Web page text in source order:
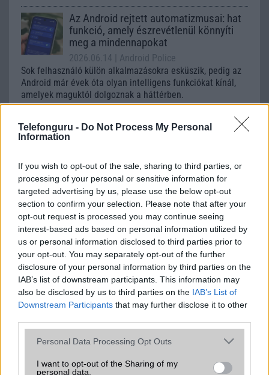
Telefonguru - Do Not Process My Personal
Information
If you wish to opt-out of the sale, sharing to third parties, or
processing of your personal or sensitive information for
targeted advertising by us, please use the below opt-out
section to confirm your selection. Please note that after your
opt-out request is processed you may continue seeing
interest-based ads based on personal information utilized by
us or personal information disclosed to third parties prior to
your opt-out. You may separately opt-out of the further
disclosure of your personal information by third parties on the
IAB’s list of downstream participants. This information may
also be disclosed by us to third parties on the IAB’s List of
Downstream Participants that may further disclose it to other
Please note that this website/app uses one or more Google
not limited to your visit or usage behaviour. You may click to
Personal Data Processing Opt Outs
I want to opt-out of the Sharing of my
personal data.
Az Android rejtett automatizmusai: hat
funkció, amely észrevétlenül könnyíti
meg a mindennapokat
2026.06.14
| Android Police
Sok felhasználó külön alkalmazásokra esküszik, pedig az
Android már évek óta olyan intelligens funkciókat kínál,
amelyek maguktól dolgoznak a háttérben.
Ez a rejtett Samsung funkció teljesen
megváltoztatja a mobilhasználatot –
2026.07.12| Android Central
Az Edge Panel az egyik leghasznosabb funkció, amely
jelentősen felgyorsítja a mindennapi használatot,
miközben a Pixel telefonokból továbbra is hiányzik.
KAPCSOLÓDÓ HÍREK
Nagyon ciki, a Nokia megpróbált átverni mindenkit
A Nokia kamuzik a Lumia 920 fotóiról is!
Nokia Lumia 920 OIS videó remake
HTC M7: ultrapixel kamerával